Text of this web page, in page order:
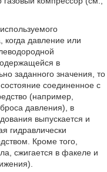
давление или
в
заданного значения, то
соединенное с
(например,
давления), в
выпускается и
гидравлически
Кроме того,
сжигается в факеле и